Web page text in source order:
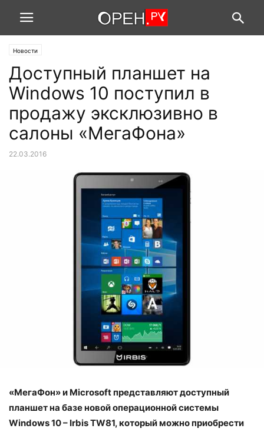
Новости
Доступный планшет на
Windows 10 поступил в
продажу эксклюзивно в
салоны «МегаФона»
22.03.2016
«МегаФон» и Microsoft представляют доступный
планшет на базе новой операционной системы
Windows 10 – Irbis TW81, который можно приобрести